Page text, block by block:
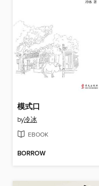
模式口
by冷冰
EBOOK
BORROW